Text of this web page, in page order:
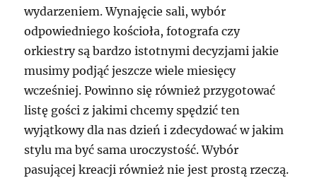
wydarzeniem. Wynajęcie sali, wybór
odpowiedniego kościoła, fotografa czy
orkiestry są bardzo istotnymi decyzjami jakie
musimy podjąć jeszcze wiele miesięcy
wcześniej. Powinno się również przygotować
listę gości z jakimi chcemy spędzić ten
wyjątkowy dla nas dzień i zdecydować w jakim
stylu ma być sama uroczystość. Wybór
pasującej kreacji również nie jest prostą rzeczą.